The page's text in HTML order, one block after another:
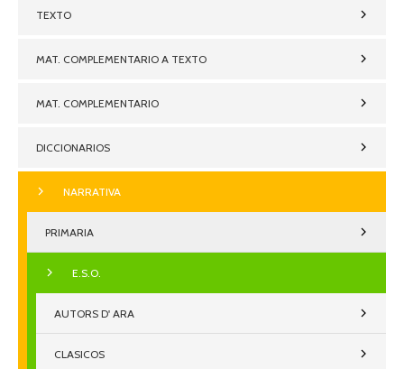
TEXTO
MAT. COMPLEMENTARIO A TEXTO
MAT. COMPLEMENTARIO
DICCIONARIOS
NARRATIVA
PRIMARIA
E.S.O.
AUTORS D' ARA
CLASICOS